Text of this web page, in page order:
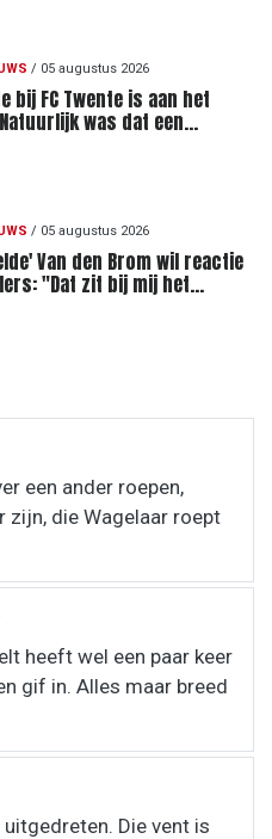
/ 05 augustus 2026
bij FC Twente is aan het
was dat een
/ 05 augustus 2026
Van den Brom wil reactie
"Dat zit bij mij het
een ander roepen,
zijn, die Wagelaar roept
heeft wel een paar keer
gif in. Alles maar breed
Die vent is